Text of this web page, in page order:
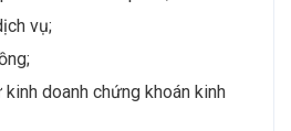
vụ;
doanh chứng khoán kinh